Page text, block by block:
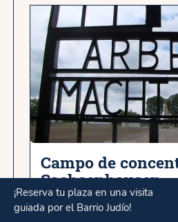
¡Reserva tu plaza en una visita
guiada por el Barrio Judío!
Campo de
Sachsenhausen